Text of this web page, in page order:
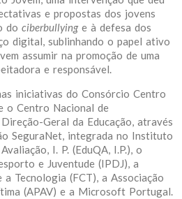
e propostas dos jovens
do ciberbullying e à defesa dos
digital, sublinhando o papel ativo
assumir na promoção de uma
e responsável.
iniciativas do Consórcio Centro
o Centro Nacional de
Geral da Educação, através
SeguraNet, integrada no Instituto
I. P. (EduQA, I.P.), o
e Juventude (IPDJ), a
a Tecnologia (FCT), a Associação
(APAV) e a Microsoft Portugal.